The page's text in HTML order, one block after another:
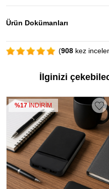
Ürün Dokümanları
(908 kez
İlginizi
%17